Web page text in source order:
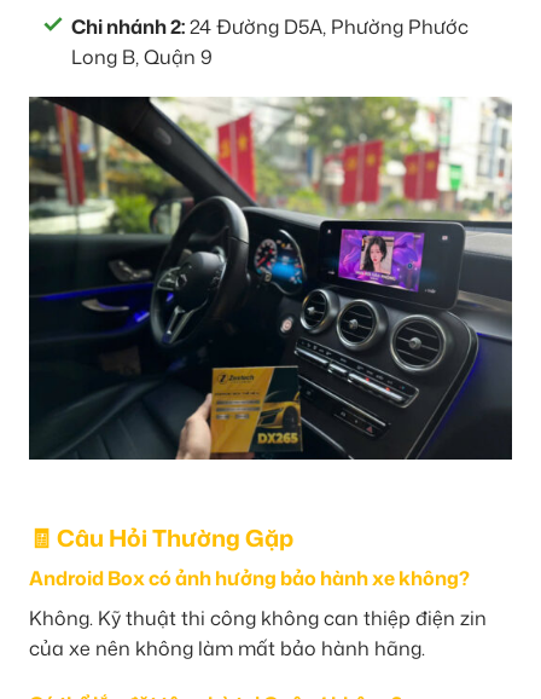
Chi nhánh 2:24 Đường D5A, Phường Phước
Long B, Quận 9
🧾 Câu Hỏi Thường Gặp
Android Box có ảnh hưởng bảo hành xe không?
Không. Kỹ thuật thi công không can thiệp điện zin
của xe nên không làm mất bảo hành hãng.